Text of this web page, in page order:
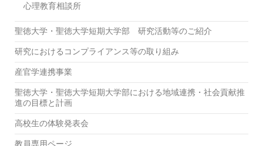
心理教育相談所
聖徳大学・聖徳大学短期大学部 研究活動等のご紹介
研究におけるコンプライアンス等の取り組み
産官学連携事業
聖徳大学・聖徳大学短期大学部における地域連携・社会貢献推
進の目標と計画
高校生の体験発表会
教員専用ページ